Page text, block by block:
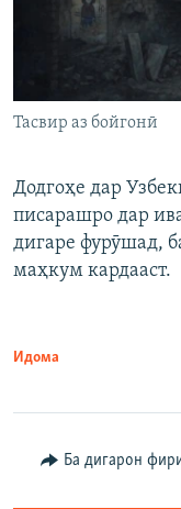
Тасвир аз бойгонӣ
Додгоҳе дар
писарашро дар
дигаре фурӯшад,
маҳкум кардааст.
Идома
Ба дигарон